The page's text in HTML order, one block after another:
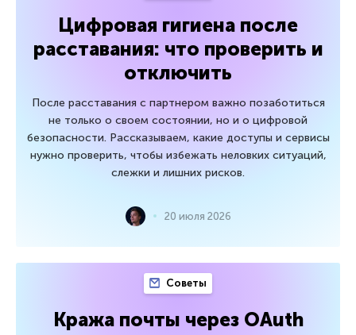
Цифровая гигиена после
расставания: что проверить и
отключить
После расставания с партнером важно позаботиться
не только о своем состоянии, но и о цифровой
безопасности. Рассказываем, какие доступы и сервисы
нужно проверить, чтобы избежать неловких ситуаций,
слежки и лишних рисков.
20 июля 2026
Советы
Кража почты через OAuth